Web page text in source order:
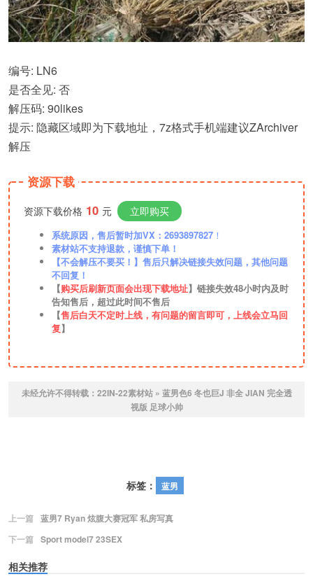
编号: LN6
是否全见: 否
解压码: 90likes
提示: 隐藏区域即为下载地址，7z格式手机端建议ZArchiver
解压
资源下载
资源下载价格 10 元 立即购买
系统原因，售后暂时加VX：2693897827 ！
素材站不支持退款，谨慎下单！
【不会解压不要买！】售后只解决链接失效问题，其他问题
不回复！
【购买后刷新页面会出现下载地址】链接失效48小时内及时
告知售后，超过此时间不售后
【售后白天不定时上线，有问题的留言即可，上线会立马回
复】
未经允许不得转载： 22IN-22素材站» 蓝男色6 冬也巨J 非全 JIAN 完全透
视版 足球小帅
标签： 蓝男
上一篇 蓝男7 Ryan 炫腹大赛冠军 私房写真
下一篇 Sport model7 23SEX
相关推荐